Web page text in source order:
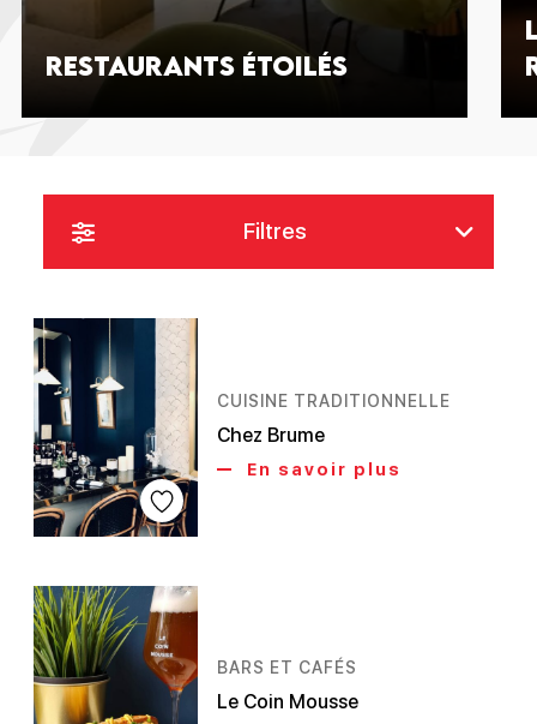
Restaurants étoilés
Filtres
CUISINE TRADITIONNELLE
Chez Brume
En savoir plus
BARS ET CAFÉS
Le Coin Mousse